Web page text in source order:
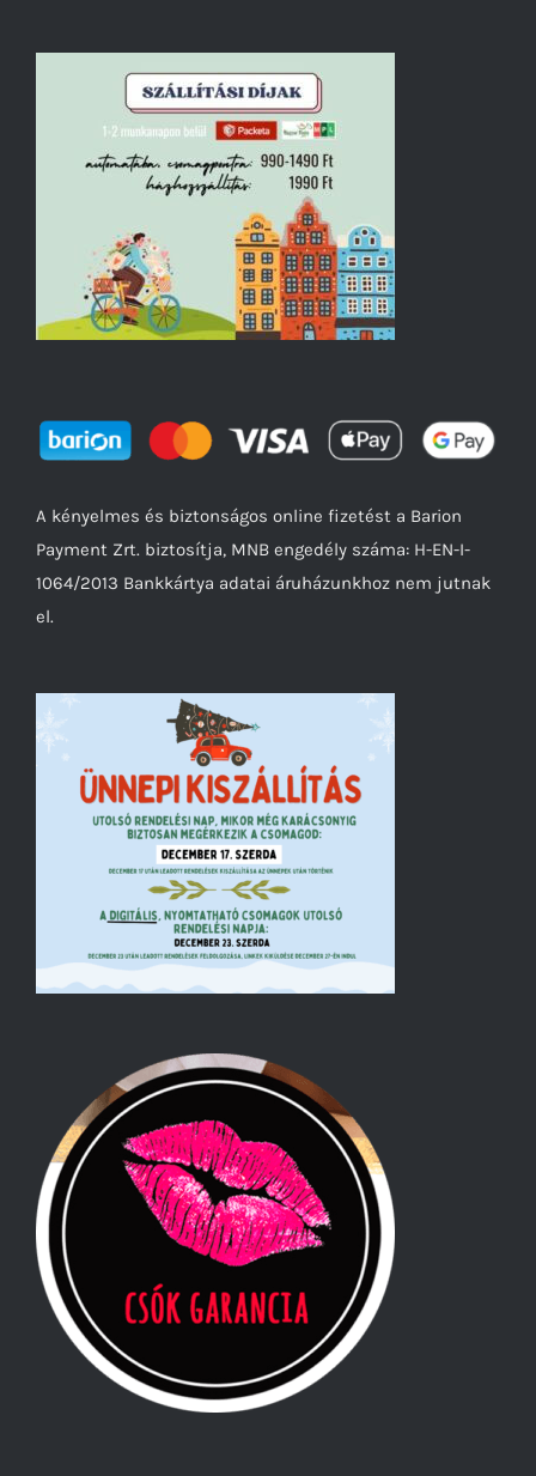
A kényelmes és biztonságos online fizetést a Barion
Payment Zrt. biztosítja, MNB engedély száma: H-EN-I-
1064/2013 Bankkártya adatai áruházunkhoz nem jutnak
el.